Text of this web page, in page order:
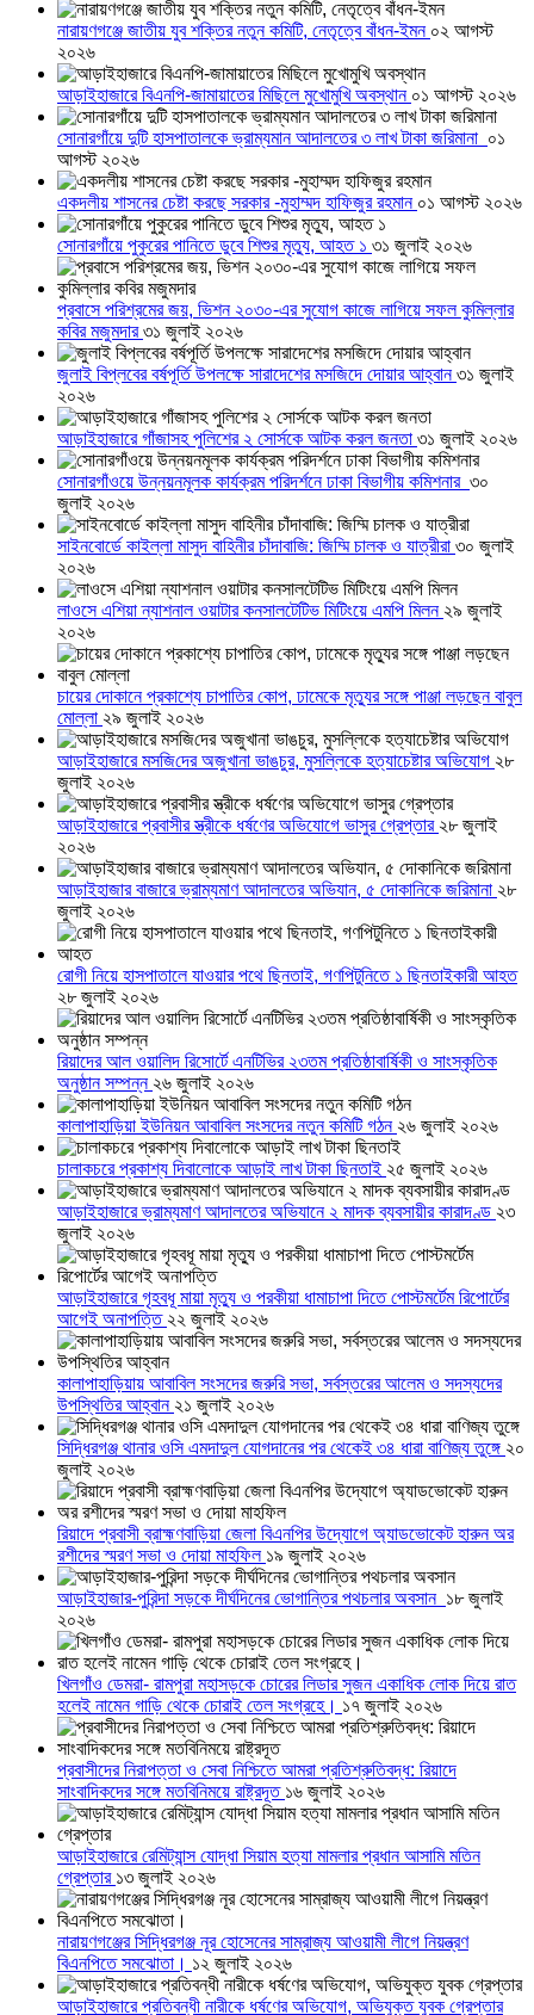
নারায়ণগঞ্জে জাতীয় যুব শক্তির নতুন কমিটি, নেতৃত্বে বাঁধন-ইমন ০২ আগস্ট
২০২৬
আড়াইহাজারে বিএনপি-জামায়াতের মিছিলে মুখোমুখি অবস্থান ০১ আগস্ট ২০২৬
সোনারগাঁয়ে দুটি হাসপাতালকে ভ্রাম্যমান আদালতের ৩ লাখ টাকা জরিমানা ০১
আগস্ট ২০২৬
একদলীয় শাসনের চেষ্টা করছে সরকার -মুহাম্মদ হাফিজুর রহমান ০১ আগস্ট ২০২৬
সোনারগাঁয়ে পুকুরের পানিতে ডুবে শিশুর মৃত্যু, আহত ১ ৩১ জুলাই ২০২৬
প্রবাসে পরিশ্রমের জয়, ভিশন ২০৩০-এর সুযোগ কাজে লাগিয়ে সফল কুমিল্লার
কবির মজুমদার৩১ জুলাই ২০২৬
জুলাই বিপ্লবের বর্ষপূর্তি উপলক্ষে সারাদেশের মসজিদে দোয়ার আহ্বান৩১ জুলাই
২০২৬
আড়াইহাজারে গাঁজাসহ পুলিশের ২ সোর্সকে আটক করল জনতা ৩১ জুলাই ২০২৬
সোনারগাঁওয়ে উন্নয়নমূলক কার্যক্রম পরিদর্শনে ঢাকা বিভাগীয় কমিশনার ৩০
জুলাই ২০২৬
সাইনবোর্ডে কাইল্লা মাসুদ বাহিনীর চাঁদাবাজি: জিম্মি চালক ও যাত্রীরা ৩০ জুলাই
২০২৬
লাওসে এশিয়া ন্যাশনাল ওয়াটার কনসালটেটিভ মিটিংয়ে এমপি মিলন ২৯ জুলাই
২০২৬
চায়ের দোকানে প্রকাশ্যে চাপাতির কোপ, ঢামেকে মৃত্যুর সঙ্গে পাঞ্জা লড়ছেন বাবুল
মোল্লা ২৯ জুলাই ২০২৬
আড়াইহাজারে মস‌জি‌দের অজুখানা ভাঙচুর, মুসল্লিকে হত্যাচেষ্টার অভিযোগ ২৮
জুলাই ২০২৬
আড়াইহাজারে প্রবাসীর স্ত্রীকে ধর্ষণের অভিযোগে ভাসুর গ্রেপ্তার ২৮ জুলাই
২০২৬
আড়াইহাজার বাজারে ভ্রাম্যমাণ আদালতের অভিযান, ৫ দোকানিকে জরিমানা ২৮
জুলাই ২০২৬
রোগী নিয়ে হাসপাতালে যাওয়ার পথে ছিনতাই, গণপিটুনিতে ১ ছিনতাইকারী আহত
২৮ জুলাই ২০২৬
রিয়াদের আল ওয়ালিদ রিসোর্টে এনটিভির ২৩তম প্রতিষ্ঠাবার্ষিকী ও সাংস্কৃতিক
অনুষ্ঠান সম্পন্ন ২৬ জুলাই ২০২৬
কালাপাহাড়িয়া ইউনিয়ন আবাবিল সংসদের নতুন কমিটি গঠন ২৬ জুলাই ২০২৬
চালাকচরে প্রকাশ্য দিবালোকে আড়াই লাখ টাকা ছিনতাই ২৫ জুলাই ২০২৬
আড়াইহাজারে ভ্রাম্যমাণ আদালতের অভিযানে ২ মাদক ব্যবসায়ীর কারাদণ্ড ২৩
জুলাই ২০২৬
আড়াইহাজারে গৃহবধূ মায়া মৃত্যু ও পরকীয়া ধামাচাপা দিতে পোস্টমর্টেম রিপোর্টের
আগেই অনাপত্তি ২২ জুলাই ২০২৬
কালাপাহাড়িয়ায় আবাবিল সংসদের জরুরি সভা, সর্বস্তরের আলেম ও সদস্যদের
উপস্থিতির আহ্বান ২১ জুলাই ২০২৬
সিদ্ধিরগঞ্জ থানার ওসি এমদাদুল যোগদানের পর থেকেই ৩৪ ধারা বাণিজ্য তুঙ্গে ২০
জুলাই ২০২৬
রিয়াদে প্রবাসী ব্রাহ্মণবাড়িয়া জেলা বিএনপির উদ্যোগে অ্যাডভোকেট হারুন অর
রশীদের স্মরণ সভা ও দোয়া মাহফিল ১৯ জুলাই ২০২৬
আড়াইহাজার-পুরিন্দা সড়কে দীর্ঘদিনের ভোগান্তির পথচলার অবসান ১৮ জুলাই
২০২৬
খিলগাঁও ডেমরা- রামপুরা মহাসড়কে চোরের লিডার সুজন একাধিক লোক দিয়ে রাত
হলেই নামেন গাড়ি থেকে চোরাই তেল সংগ্রহে। ১৭ জুলাই ২০২৬
প্রবাসীদের নিরাপত্তা ও সেবা নিশ্চিতে আমরা প্রতিশ্রুতিবদ্ধ: রিয়াদে
সাংবাদিকদের সঙ্গে মতবিনিময়ে রাষ্ট্রদূত ১৬ জুলাই ২০২৬
আড়াইহাজারে রেমিট্যান্স যোদ্ধা সিয়াম হত্যা মামলার প্রধান আসামি মতিন
গ্রেপ্তার ১৩ জুলাই ২০২৬
নারায়ণগঞ্জের সিদ্ধিরগঞ্জ নূর হোসেনের সাম্রাজ্য আওয়ামী লীগে নিয়ন্ত্রণ
বিএনপিতে সমঝোতা। ১২ জুলাই ২০২৬
আড়াইহাজারে প্রতিবন্ধী নারীকে ধর্ষণের অভিযোগ, অভিযুক্ত যুবক গ্রেপ্তার